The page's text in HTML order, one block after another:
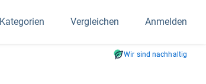
Kategorien Vergleichen Anmelden
Wir sind nachhaltig